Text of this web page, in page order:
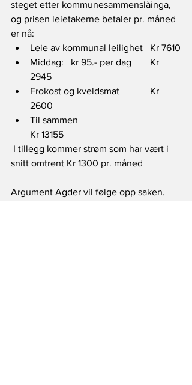
steget etter kommunesammenslåinga,
og prisen leietakerne betaler pr. måned
er nå:
Leie av kommunal leilighet	Kr 7610
Middag:   kr 95.- per dag	Kr
2945
Frokost og kveldsmat		Kr
2600
Til sammen
Kr 13155
snitt omtrent Kr 1300 pr. måned
Argument Agder vil følge opp saken.